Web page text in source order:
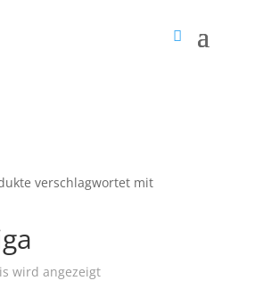
verschlagwortet mit
wird angezeigt